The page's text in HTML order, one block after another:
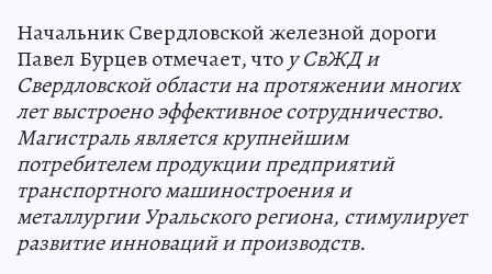
Начальник Свердловской железной дороги
Павел Бурцев отмечает, что у СвЖД и
Свердловской области на протяжении многих
лет выстроено эффективное сотрудничество.
Магистраль является крупнейшим
потребителем продукции предприятий
транспортного машиностроения и
металлургии Уральского региона, стимулирует
развитие инноваций и производств.